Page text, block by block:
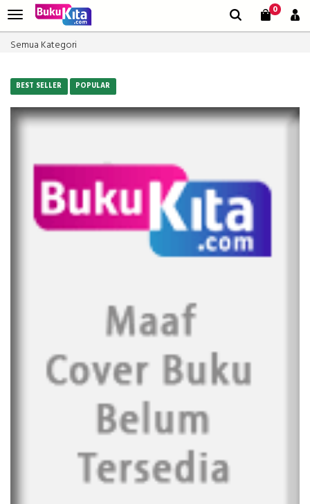
0
Semua Kategori
BEST SELLER POPULAR